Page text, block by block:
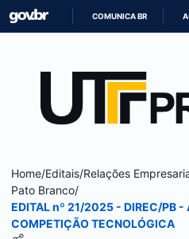
COMUNICA BR
Home/Editais/Relações
Pato Branco/
EDITAL nº 21/2025 - DIREC/PB -
COMPETIÇÃO TECNOLÓGICA